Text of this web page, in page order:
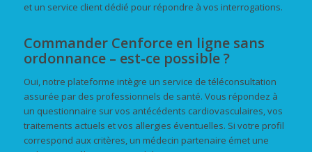
et un service client dédié pour répondre à vos interrogations.
Commander Cenforce en ligne sans
ordonnance – est-ce possible ?
Oui, notre plateforme intègre un service de téléconsultation
assurée par des professionnels de santé. Vous répondez à
un questionnaire sur vos antécédents cardiovasculaires, vos
traitements actuels et vos allergies éventuelles. Si votre profil
correspond aux critères, un médecin partenaire émet une